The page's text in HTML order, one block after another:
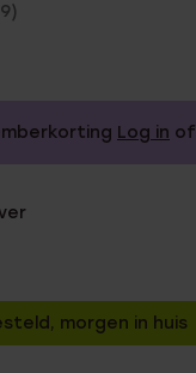
Log in of
morgen in huis